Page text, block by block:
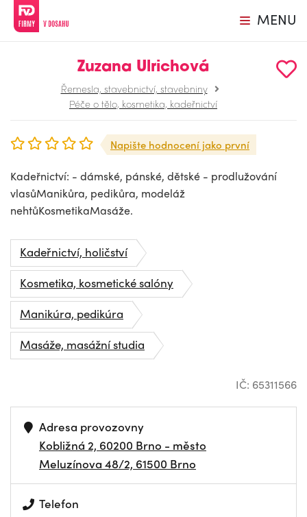
MENU
Zuzana Ulrichová
Řemesla, stavebnictví, stavebniny
Péče o tělo, kosmetika, kadeřnictví
Napište hodnocení jako první
Kadeřnictví: - dámské, pánské, dětské - prodlužování
vlasůManikůra, pedikůra, modeláž
nehtůKosmetikaMasáže.
Kadeřnictví, holičství
Kosmetika, kosmetické salóny
Manikúra, pedikúra
Masáže, masážní studia
IČ: 65311566
Adresa provozovny
Kobližná 2, 60200 Brno - město
Meluzínova 48/2, 61500 Brno
Telefon